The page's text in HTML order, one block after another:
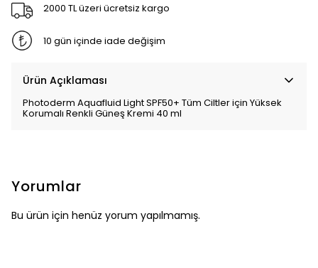
2000 TL üzeri ücretsiz kargo
10 gün içinde iade değişim
Ürün Açıklaması
Photoderm Aquafluid Light SPF50+ Tüm Ciltler için Yüksek
Korumalı Renkli Güneş Kremi 40 ml
Yorumlar
Bu ürün için henüz yorum yapılmamış.